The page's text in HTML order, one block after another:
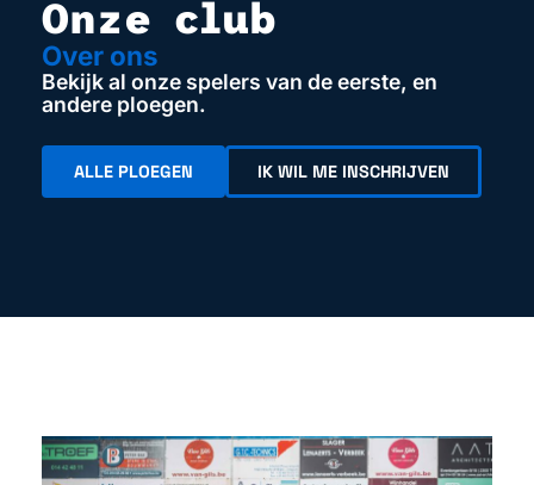
Onze club
Over ons
Bekijk al onze spelers van de eerste, en
andere ploegen.
ALLE PLOEGEN IK WIL ME INSCHRIJVEN